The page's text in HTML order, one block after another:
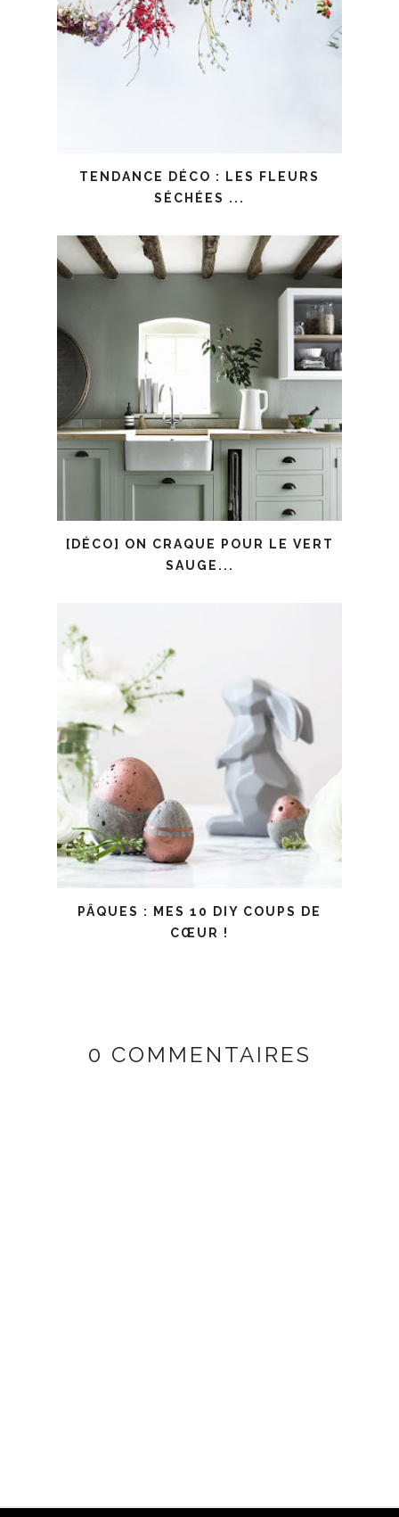
TENDANCE DÉCO : LES FLEURS
SÉCHÉES ...
[DÉCO] ON CRAQUE POUR LE VERT
SAUGE...
PÂQUES : MES 10 DIY COUPS DE
CŒUR !
0 COMMENTAIRES